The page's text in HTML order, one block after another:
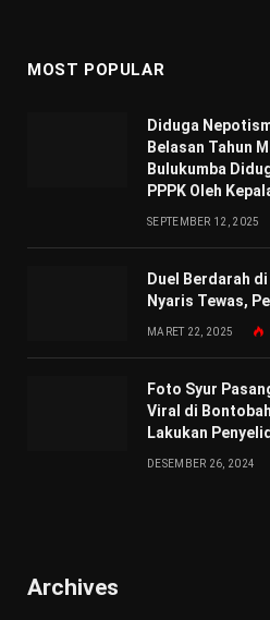
MOST POPULAR
Diduga
Belasan Tahun
Bulukumba
PPPK Oleh
SEPTEMBER 12, 2025
Duel Berdarah
Nyaris Tewas,
MARET 22, 2025
Foto Syur
Viral di
Lakukan
DESEMBER 26, 2024
Archives